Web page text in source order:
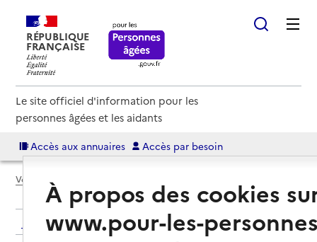
RÉPUBLIQUE
FRANÇAISE
Le site officiel d'information pour les
personnes âgées et les aidants
Accès aux annuaires Accès par besoin
Voir le fil d’Ariane
Retour aux résultats de l'annuaire
À propos des cookies
www.pour-les-